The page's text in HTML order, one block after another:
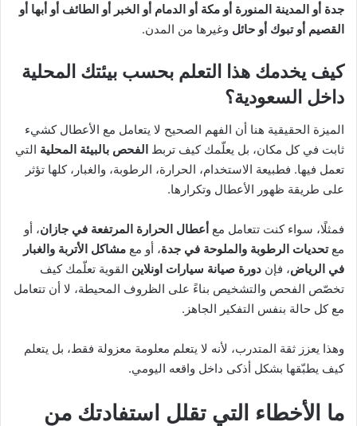
جدة أو المدينة المنورة أو مكة أو الدمام أو الخبر أو الطائف أو أبها أو
القصيم أو تبوك أو حائل وغيرها من المدن.
كيف يخدمك هذا التعلم بحسب بيئتك المحلية
داخل السعودية؟
الميزة الحقيقية هنا أن الفهم الصحيح لا يتعامل مع الأعطال كشيء
ثابت في كل مكان، بل يعلّمك كيف تربط الفحص بالبيئة المحلية التي
تعمل فيها. فطبيعة الاستخدام، الحرارة، الرطوبة، والغبار، كلها تؤثر
على طريقة ظهور الأعطال وتكرارها.
فمثلًا، سواء كنت تتعامل مع أعطال الحرارة المرتفعة في جازان، أو
معتحديات الرطوبة والملوحة في جدة، أو مع مشاكل الأتربة والغبار
في الرياض، فإن دورة صيانة سيارات اونلاين القوية تعلّمك كيف
تخصّص الفحص والتشخيص بناءً على الظروف المحيطة، لا أن تتعامل
مع كل حالة بنفس التفكير الجاهز.
وهذا يعزز ثقة المتدرب، لأنه لا يتعلم معلومة معزولة فقط، بل يتعلم
كيف يطبّقها بشكل أذكى داخل واقعه اليومي.
ما الأخطاء التي تقلل استفادتك من